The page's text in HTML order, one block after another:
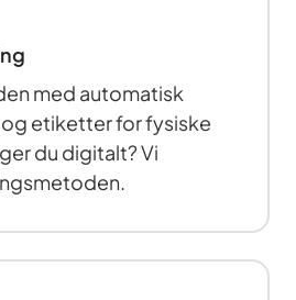
med automatisk
etiketter for fysiske
du digitalt? Vi